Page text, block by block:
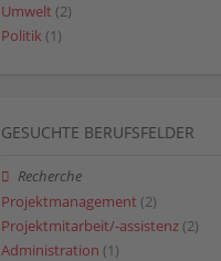
Umwelt (2)
Politik (1)
GESUCHTE BERUFSFELDER
Recherche
Projektmanagement (2)
Projektmitarbeit/-assistenz (2)
Administration (1)